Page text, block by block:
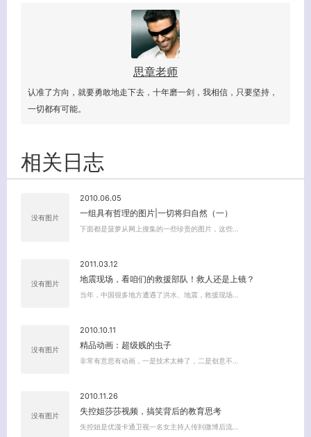
思章老师
认准了方向，就要勇敢地走下去，十年磨一剑，我相信，只要坚持，
一切都有可能。
相关日志
没有图片
2010.06.05
一组具有哲理的图片|一切将归自然（一）
下面都是菠萝从网上搜集的一些珍贵的图片，这些…
没有图片
2011.03.12
地震现场，看咱们的救援部队！救人还是上镜？
当年，中国很多地方遭遇了洪水、地震，救援现场…
没有图片
2010.10.11
精品动画：超级贱的虫子
非常有意思有动画，一是技术太棒了，二是创意不…
没有图片
2010.11.26
失控姐莎莎视频，搞笑背后的教育思考
失控姐是优漫卡通卫视一名女主持人传到微博后流…